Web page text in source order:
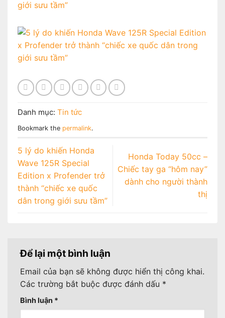
Danh mục: Tin tức
Bookmark the permalink.
5 lý do khiến Honda
Wave 125R Special
Edition x Profender trở
thành “chiếc xe quốc
dân trong giới sưu tầm”
Honda Today 50cc –
Chiếc tay ga “hôm nay”
dành cho người thành
thị
Để lại một bình luận
Email của bạn sẽ không được hiển thị công khai.
Các trường bắt buộc được đánh dấu *
Bình luận *